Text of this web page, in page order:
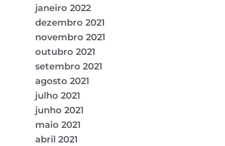
janeiro 2022
dezembro 2021
novembro 2021
outubro 2021
setembro 2021
agosto 2021
julho 2021
junho 2021
maio 2021
abril 2021